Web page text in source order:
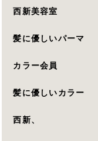
西新美容室
髪に優しいパーマ
カラー会員
髪に優しいカラー
西新、